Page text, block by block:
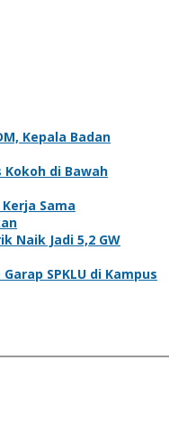
Kepala Badan
di Bawah
Sama
Naik Jadi 5,2 GW
SPKLU di Kampus